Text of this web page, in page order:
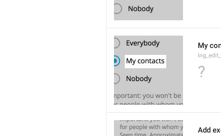
My
?
Add